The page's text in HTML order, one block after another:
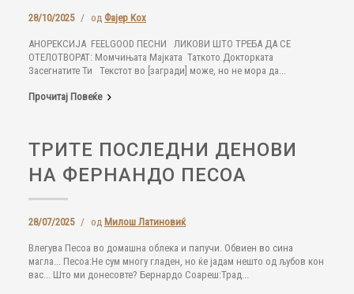
28/10/2025 / од Фајер Кох
АНОРЕКСИЈА FEELGOOD ПЕСНИ ЛИКОВИ ШТО ТРЕБА ДА СЕ
ОТЕЛОТВОРАТ: Момчињата Мајката Таткото Докторката
Засегнатите Ти Текстот во [загради] може, но не мора да...
Прочитај Повеќе
ТРИТЕ ПОСЛЕДНИ ДЕНОВИ
НА ФЕРНАНДО ПЕСОА
28/07/2025 / од Милош Латиновиќ
Влегува Песоа во домашна облека и папучи. Обвиен во сина
магла... Песоа:Не сум многу гладен, но ќе јадам нешто од љубов кон
вас... Што ми донесовте? Бернардо Соареш:Трад...